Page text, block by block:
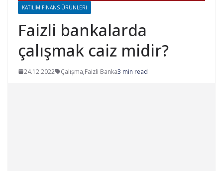
KATILIM FINANS ÜRÜNLERI
Faizli bankalarda
çalışmak caiz midir?
24.12.2022 Çalışma,Faizli Banka3 min read